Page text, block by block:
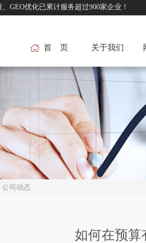
设、GEO优化已累计服务超过900家企
首 页 关于我们
公司动态
如何在预算